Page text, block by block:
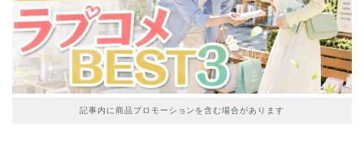
記事内に商品プロモーションを含む場合があります